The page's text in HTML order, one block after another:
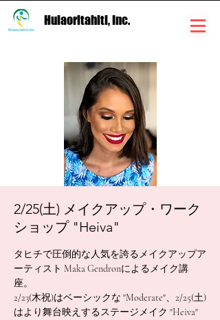
Hulaoritahiti, Inc.
2/25(土) メイクアップ・ワーク
ショップ "Heiva"
タヒチで圧倒的な人気を誇るメイクアップア
ーティスト Maka Gendronによるメイク講
座。
2/23(木祝)はベーシックな "Moderate"、2/25(土)
はより舞台映えするステージメイク "Heiva"